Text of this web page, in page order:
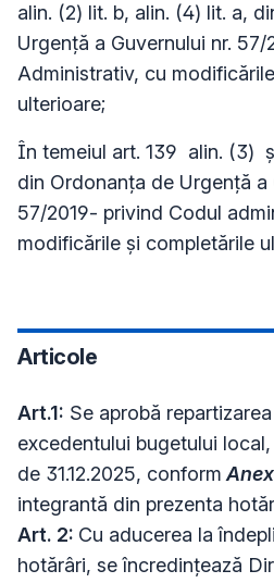
alin. (2) lit. b, alin. (4) lit. a,
Urgență a Guvernului nr.
Administrativ, cu
ulterioare;
În temeiul art. 139 alin. (3)
din Ordonanța de Urgență a
57/2019- privind Codul
modificările și completările
Articole
Art.1: Se aprobă
excedentului bugetului
de 31.12.2025, conform
integrantă din prezenta
Art. 2: Cu aducerea la
hotărâri, se încredințează